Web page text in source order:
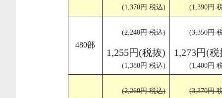
(1,370円 税込) (1,390円
480部
(2,240円 税込)
1,255円(税抜)
(1,380円 税込)
(3,350円
1,273円(
(1,400円
(2,260円 税込) (3,370円